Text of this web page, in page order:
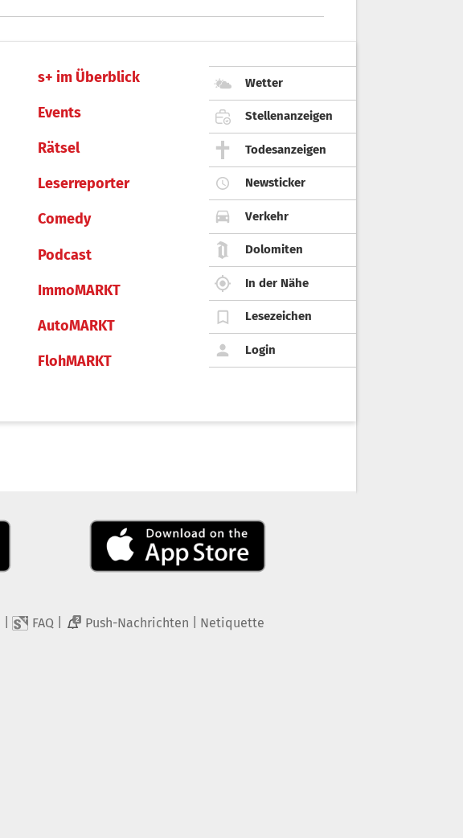
s+ im Überblick
Events
Rätsel
Leserreporter
Comedy
Podcast
ImmoMARKT
AutoMARKT
FlohMARKT
Wetter
Stellenanzeigen
Todesanzeigen
Newsticker
Verkehr
Dolomiten
In der Nähe
Lesezeichen
Login
FAQ 2 Push-Nachrichten Netiquette